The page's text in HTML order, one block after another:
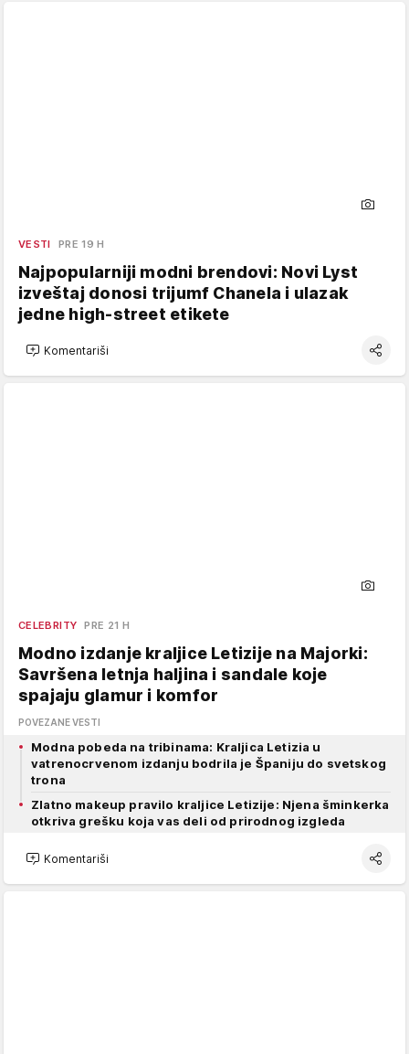
VESTI PRE 19 H
Najpopularniji modni brendovi: Novi Lyst
izveštaj donosi trijumf Chanela i ulazak
jedne high-street etikete
Komentariši
CELEBRITY PRE 21 H
Modno izdanje kraljice Letizije na Majorki:
Savršena letnja haljina i sandale koje
spajaju glamur i komfor
POVEZANE VESTI
Modna pobeda na tribinama: Kraljica Letizia u
vatrenocrvenom izdanju bodrila je Španiju do svetskog
trona
Zlatno makeup pravilo kraljice Letizije: Njena šminkerka
otkriva grešku koja vas deli od prirodnog izgleda
Komentariši